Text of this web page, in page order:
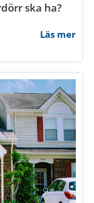
ska ha?
Läs mer